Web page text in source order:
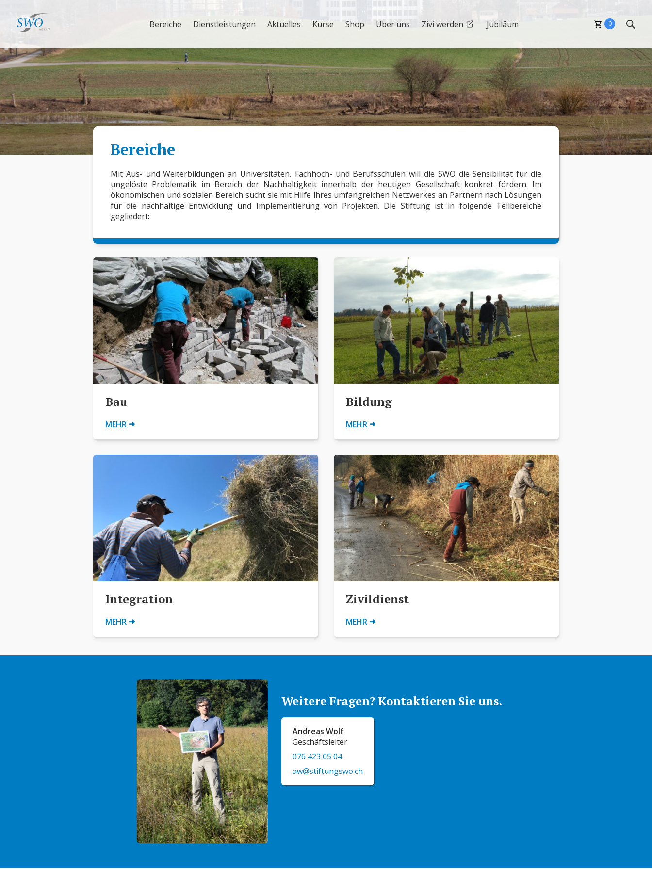
Bereiche Dienstleistungen Aktuelles Kurse Shop Über uns Zivi werden Jubiläum 0
Bereiche
Mit Aus- und Weiterbildungen an Universitäten, Fachhoch- und Berufsschulen will die SWO die Sensibilität für die
ungelöste Problematik im Bereich der Nachhaltigkeit innerhalb der heutigen Gesellschaft konkret fördern. Im
ökonomischen und sozialen Bereich sucht sie mit Hilfe ihres umfangreichen Netzwerkes an Partnern nach Lösungen
für die nachhaltige Entwicklung und Implementierung von Projekten. Die Stiftung ist in folgende Teilbereiche
gegliedert:
Bau
MEHR ➜
Bildung
MEHR ➜
Integration
MEHR ➜
Zivildienst
MEHR ➜
Weitere Fragen? Kontaktieren Sie uns.
Andreas Wolf
Geschäftsleiter
076 423 05 04
aw@stiftungswo.ch